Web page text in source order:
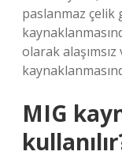
paslanmaz çelik
olarak
MIG